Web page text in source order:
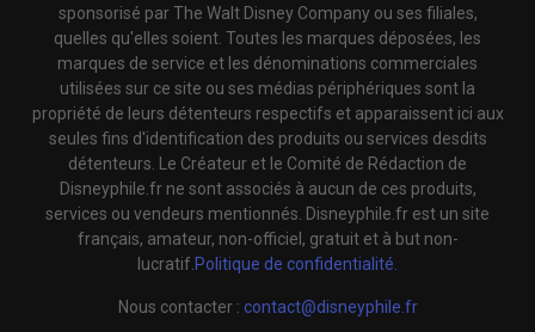
sponsorisé par The Walt Disney Company ou ses filiales,
quelles qu'elles soient. Toutes les marques déposées, les
marques de service et les dénominations commerciales
utilisées sur ce site ou ses médias périphériques sont la
propriété de leurs détenteurs respectifs et apparaissent ici aux
seules fins d'identification des produits ou services desdits
détenteurs. Le Créateur et le Comité de Rédaction de
Disneyphile.fr ne sont associés à aucun de ces produits,
services ou vendeurs mentionnés. Disneyphile.fr est un site
français, amateur, non-officiel, gratuit et à but non-
lucratif.Politique de confidentialité.
Nous contacter : contact@disneyphile.fr